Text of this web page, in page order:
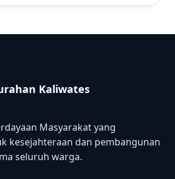
Kaliwates
Masyarakat yang
kesejahteraan dan pembangunan
seluruh warga.